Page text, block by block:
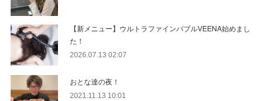
【新メニュー】ウルトラファインバブルVEENA始めまし
た！
2026.07.13 02:07
おとな達の夜！
2021.11.13 10:01